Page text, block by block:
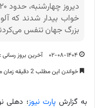
خواب بیدار شدند که
بزرگ جهان تنفس
۰۲-۰۸-۱۴۰۴
آخرین بروز رسانی : ۰۱-۰۸-۱۴۰۴
خواندن این مطلب 2 دقیقه زمان میبرد
به گزارش پارت نیوز؛ دهلی